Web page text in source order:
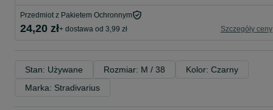
Przedmiot z Pakietem Ochronnym
24,20 zł+ dostawa od 3,99 zł Szczegóły ceny
Stan: Używane Rozmiar: M / 38
Kolor: Czarny
Marka: Stradivarius